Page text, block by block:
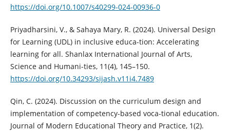
https://doi.org/10.1007/s40299-024-00936-0
Priyadharsini, V., & Sahaya Mary, R. (2024). Universal Design
for Learning (UDL) in inclusive educa-tion: Accelerating
learning for all. Shanlax International Journal of Arts,
Science and Humani-ties, 11(4), 145–150.
https://doi.org/10.34293/sijash.v11i4.7489
Qin, C. (2024). Discussion on the curriculum design and
implementation of competency-based voca-tional education.
Journal of Modern Educational Theory and Practice, 1(2).